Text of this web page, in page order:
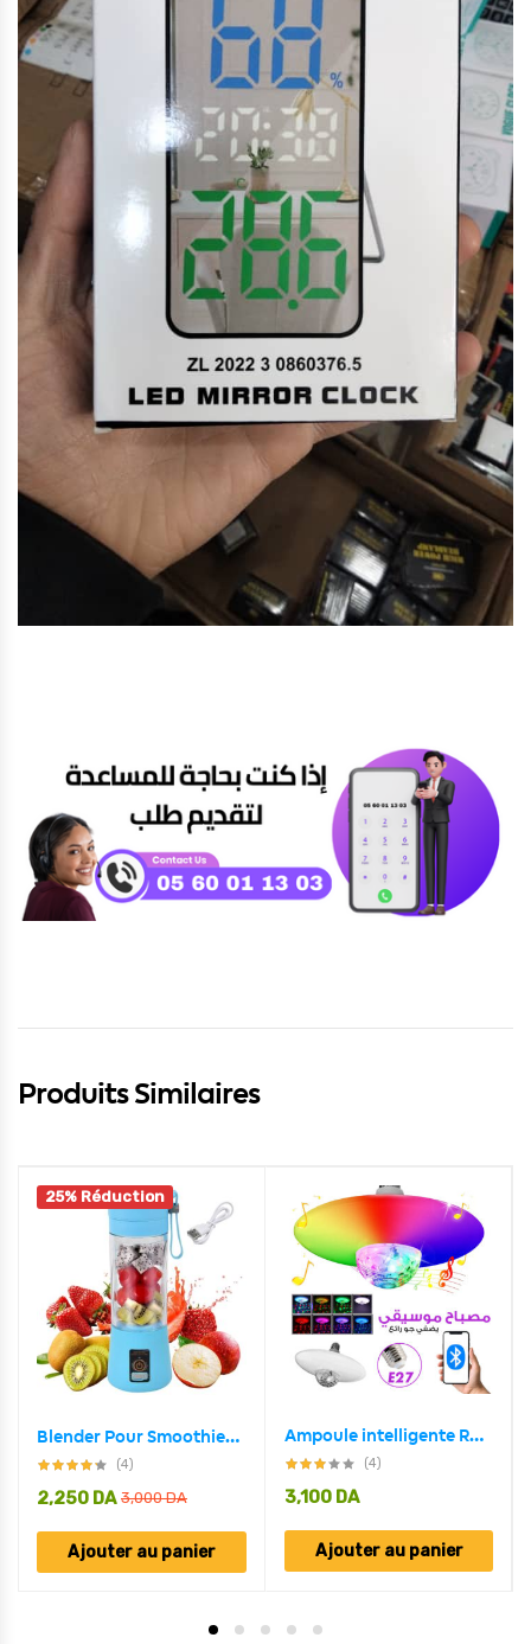
Produits Similaires
25% Réduction
Blender Pour Smoothies Portable Ultra Puissant – Rechargeable
(4)
3,000DA
2,250 DA
Ajouter au panier
Ampoule intelligente RGB avec haut-parleur Bluetooth 30W
(4)
3,100 DA
Ajouter au panier